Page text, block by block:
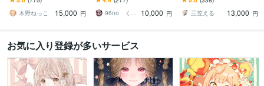
み！ミニキャラは小物２
点まで無料！★
木野ねっこ
15,000 円
ブログ・インスタ・動画
配信サムネ等用途様々！
96no くろの
10,000 円
ネ、live2D、YouTube、歌
ってみたも
三笠える
13,000 円
お気に入り登録が多いサービス